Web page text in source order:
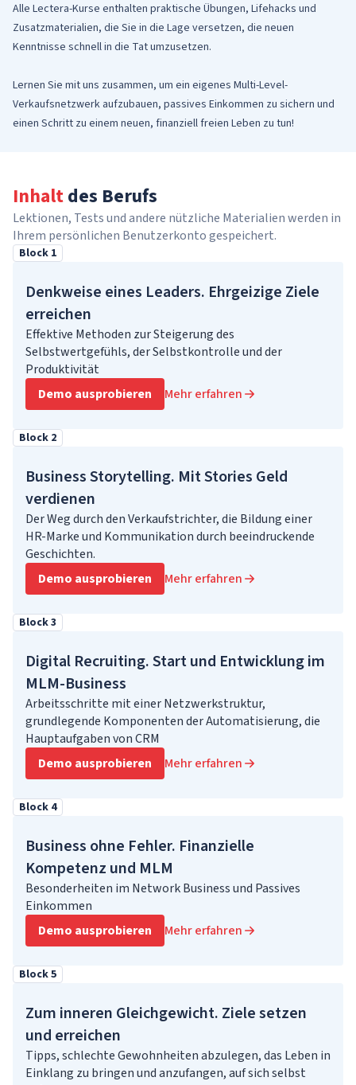
Alle Lectera-Kurse enthalten praktische Übungen, Lifehacks und
Zusatzmaterialien, die Sie in die Lage versetzen, die neuen
Kenntnisse schnell in die Tat umzusetzen.
Lernen Sie mit uns zusammen, um ein eigenes Multi-Level-
Verkaufsnetzwerk aufzubauen, passives Einkommen zu sichern und
einen Schritt zu einem neuen, finanziell freien Leben zu tun!
Inhaltdes Berufs
Lektionen, Tests und andere nützliche Materialien werden in
Ihrem persönlichen Benutzerkonto gespeichert.
Block 1
Denkweise eines Leaders. Ehrgeizige Ziele
erreichen
Effektive Methoden zur Steigerung des
Selbstwertgefühls, der Selbstkontrolle und der
Produktivität
Demo ausprobieren
Mehr erfahren
Block 2
Business Storytelling. Mit Stories Geld
verdienen
Der Weg durch den Verkaufstrichter, die Bildung einer
HR-Marke und Kommunikation durch beeindruckende
Geschichten.
Demo ausprobieren
Mehr erfahren
Block 3
Digital Recruiting. Start und Entwicklung im
MLM-Business
Arbeitsschritte mit einer Netzwerkstruktur,
grundlegende Komponenten der Automatisierung, die
Hauptaufgaben von CRM
Demo ausprobieren
Mehr erfahren
Block 4
Business ohne Fehler. Finanzielle
Kompetenz und MLM
Besonderheiten im Network Business und Passives
Einkommen
Demo ausprobieren
Mehr erfahren
Block 5
Zum inneren Gleichgewicht. Ziele setzen
und erreichen
Tipps, schlechte Gewohnheiten abzulegen, das Leben in
Einklang zu bringen und anzufangen, auf sich selbst